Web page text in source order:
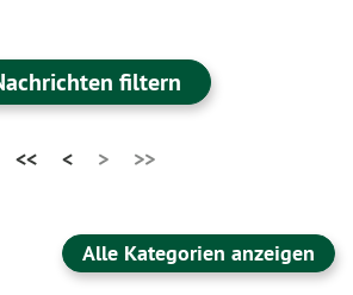
filtern
<< < > >>
Alle Kategorien anzeigen